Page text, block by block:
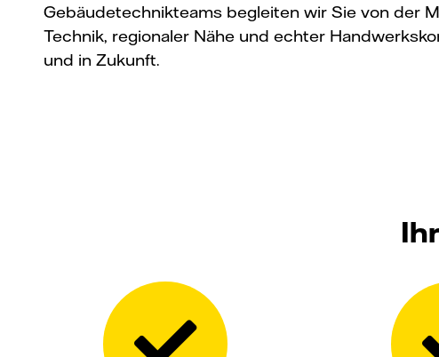
Gebäudetechnikteams begleiten wir Sie von der
Technik, regionaler Nähe und echter
und in Zukunft.